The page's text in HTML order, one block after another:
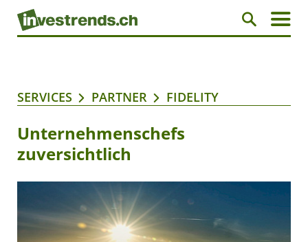
SERVICES PARTNER FIDELITY
Unternehmenschefs
zuversichtlich